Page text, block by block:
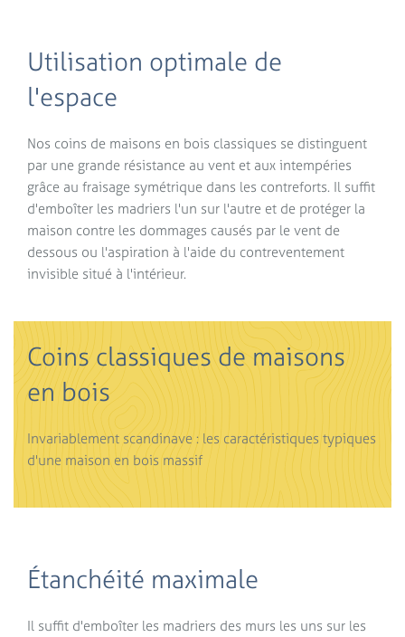
Utilisation optimale de
l'espace
Nos coins de maisons en bois classiques se distinguent
par une grande résistance au vent et aux intempéries
grâce au fraisage symétrique dans les contreforts. Il suffit
d'emboîter les madriers l'un sur l'autre et de protéger la
maison contre les dommages causés par le vent de
dessous ou l'aspiration à l'aide du contreventement
invisible situé à l'intérieur.
Coins classiques de maisons
en bois
Invariablement scandinave : les caractéristiques typiques
d'une maison en bois massif
Étanchéité maximale
Il suffit d'emboîter les madriers des murs les uns sur les